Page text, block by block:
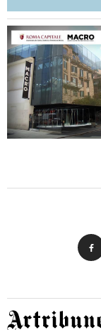
Artribune